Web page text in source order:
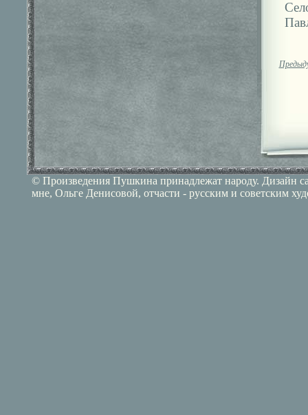
© Произведения Пушкина принадлежат народу. Дизайн
мне, Ольге Денисовой, отчасти - русским и советским